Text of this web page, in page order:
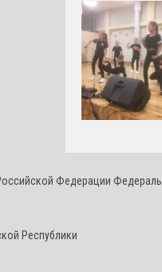
Федерации
Республики